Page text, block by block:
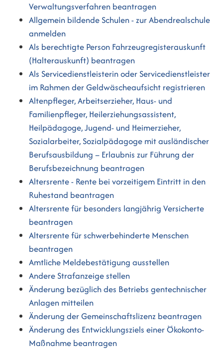
Verwaltungsverfahren beantragen
Allgemein bildende Schulen - zur Abendrealschule
anmelden
Als berechtigte Person Fahrzeugregisterauskunft
(Halterauskunft) beantragen
Als Servicedienstleisterin oder Servicedienstleister
im Rahmen der Geldwäscheaufsicht registrieren
Altenpfleger, Arbeitserzieher, Haus- und
Familienpfleger, Heilerziehungsassistent,
Heilpädagoge, Jugend- und Heimerzieher,
Sozialarbeiter, Sozialpädagoge mit ausländischer
Berufsausbildung – Erlaubnis zur Führung der
Berufsbezeichnung beantragen
Altersrente - Rente bei vorzeitigem Eintritt in den
Ruhestand beantragen
Altersrente für besonders langjährig Versicherte
beantragen
Altersrente für schwerbehinderte Menschen
beantragen
Amtliche Meldebestätigung ausstellen
Andere Strafanzeige stellen
Änderung bezüglich des Betriebs gentechnischer
Anlagen mitteilen
Änderung der Gemeinschaftslizenz beantragen
Änderung des Entwicklungsziels einer Ökokonto-
Maßnahme beantragen